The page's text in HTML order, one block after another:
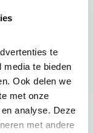
te
te bieden
Ook delen we
met onze
analyse. Deze
met andere